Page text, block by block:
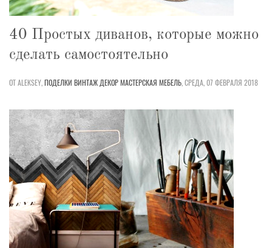
40 Простых диванов, которые можно
сделать самостоятельно
ОТ ALEKSEY,ПОДЕЛКИ ВИНТАЖ ДЕКОРМАСТЕРСКАЯ МЕБЕЛЬ,СРЕДА, 07 ФЕВРАЛЯ 2018